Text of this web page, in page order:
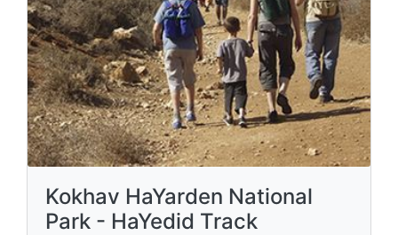
Kokhav HaYarden National
Park - HaYedid Track